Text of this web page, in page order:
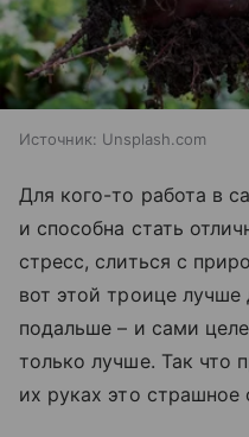
Источник: Unsplash.com
Для кого-то работа в
и способна стать
стресс, слиться с
вот этой троице лучше
подальше – и сами
только лучше. Так что
их руках это страшное